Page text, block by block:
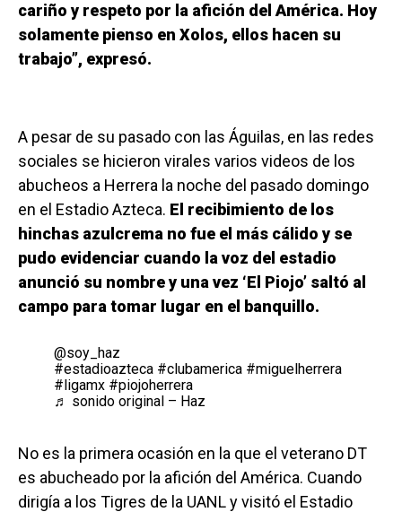
cariño y respeto por la afición del América. Hoy
solamente pienso en Xolos, ellos hacen su
trabajo”, expresó.
A pesar de su pasado con las Águilas, en las redes
sociales se hicieron virales varios videos de los
abucheos a Herrera la noche del pasado domingo
en el Estadio Azteca. El recibimiento de los
hinchas azulcrema no fue el más cálido y se
pudo evidenciar cuando la voz del estadio
anunció su nombre y una vez ‘El Piojo’ saltó al
campo para tomar lugar en el banquillo.
@soy_haz
#estadioazteca #clubamerica #miguelherrera
#ligamx #piojoherrera
♬ sonido original – Haz
No es la primera ocasión en la que el veterano DT
es abucheado por la afición del América. Cuando
dirigía a los Tigres de la UANL y visitó el Estadio